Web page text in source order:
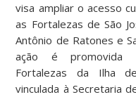
visa ampliar o acesso
as Fortalezas de São
Antônio de Ratones e
ação é promovida
Fortalezas da Ilha
vinculada à Secretaria